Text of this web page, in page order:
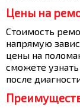
Цены на
Стоимость
напрямую
цены на
сможете
после